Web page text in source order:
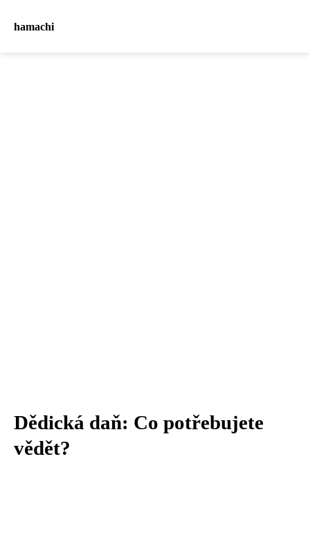
hamachi
Dědická daň: Co potřebujete
vědět?